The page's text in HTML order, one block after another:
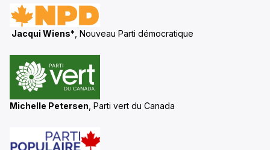
Jacqui Wiens* , Nouveau Parti démocratique
Michelle Petersen , Parti vert du Canada